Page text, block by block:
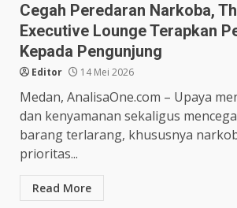
Cegah Peredaran Narkoba,
Executive Lounge Terapkan
Kepada Pengunjung
Editor 14 Mei 2026
Medan, AnalisaOne.com – Upaya
dan kenyamanan sekaligus
barang terlarang, khususnya
prioritas...
Read More